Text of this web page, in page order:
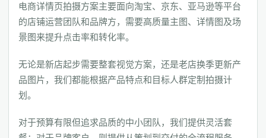
电商详情页拍摄方案主要面向淘宝、京东、亚马逊等平台
的店铺运营团队和品牌方，需要高质量主图、详情图及场
景图来提升点击率和转化率。
无论是新店起步需要整套视觉方案，还是老店换季更新产
品图片，我们都能根据产品特点和目标人群定制拍摄计
划。
对于预算有限但追求品质的中小团队，我们提供灵活套